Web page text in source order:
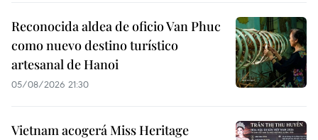
Reconocida aldea de oficio Van Phuc
como nuevo destino turístico
artesanal de Hanoi
05/08/2026 21:30
Vietnam acogerá Miss Heritage